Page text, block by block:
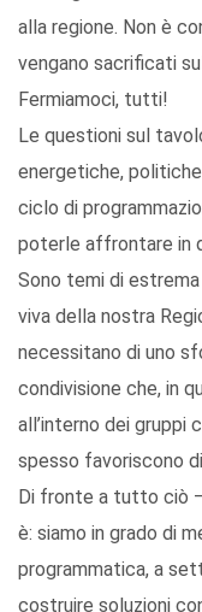
alla regione. Non è
vengano sacrificati
Fermiamoci, tutti!
Le questioni sul
energetiche,
ciclo di
poterle affrontare in
Sono temi di
viva della nostra
necessitano di uno
condivisione che, in
all’interno dei gruppi
spesso favoriscono
Di fronte a tutto ciò
è: siamo in grado di
programmatica, a
costruire soluzioni